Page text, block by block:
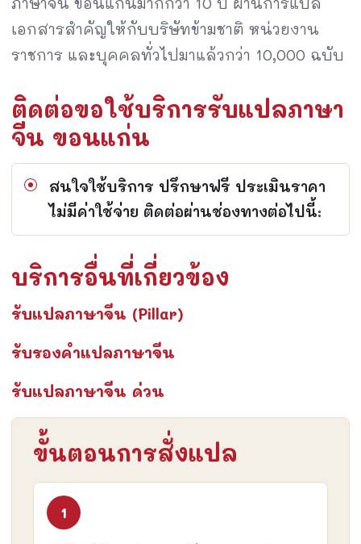
เอกสารสำคัญให้กับบริษัทข้ามชาติ หน่วยงาน
ราชการ และบุคคลทั่วไปมาแล้วกว่า 10,000 ฉบับ
ติดต่อขอใช้บริการรับแปลภาษา
จีน ขอนแก่น
สนใจใช้บริการ ปรึกษาฟรี ประเมินราคา
ไม่มีค่าใช้จ่าย ติดต่อผ่านช่องทางต่อไปนี้:
บริการอื่นที่เกี่ยวข้อง
รับแปลภาษาจีน (Pillar)
รับรองคำแปลภาษาจีน
รับแปลภาษาจีน ด่วน
ขั้นตอนการสั่งแปล